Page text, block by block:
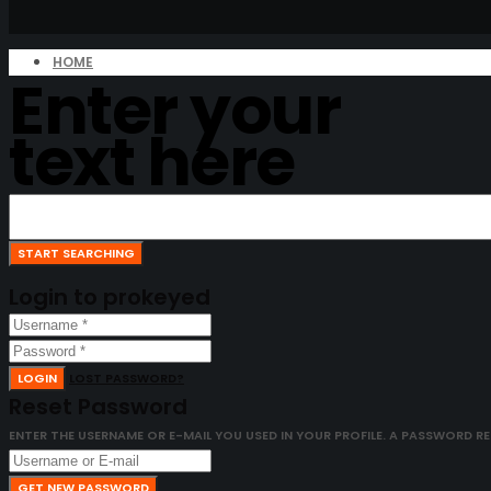
HOME
Enter your
text here
LOGIN
ENTER THE USERNAME OR E-MAIL YOU USED IN YOUR PROFILE. A PASSWORD